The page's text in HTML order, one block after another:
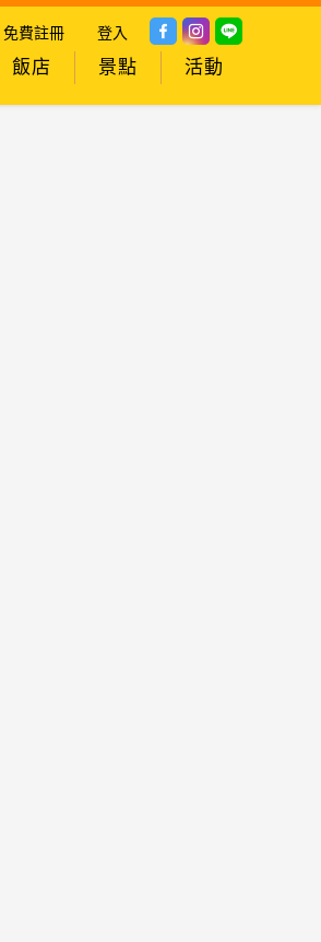
免費註冊 登入
飯店 景點 活動